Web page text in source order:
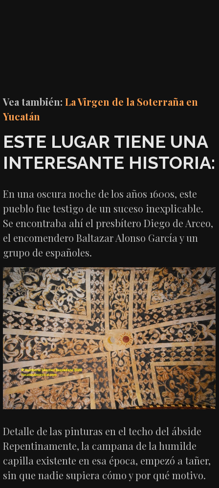
Vea también:La Virgen de la Soterraña en
Yucatán
ESTE LUGAR TIENE UNA
INTERESANTE HISTORIA:
En una oscura noche de los años 1600s, este
pueblo fue testigo de un suceso inexplicable.
Se encontraba ahí el presbítero Diego de Arceo,
el encomendero Baltazar Alonso García y un
grupo de españoles.
Detalle de las pinturas en el techo del ábside
Repentinamente, la campana de la humilde
capilla existente en esa época, empezó a tañer,
sin que nadie supiera cómo y por qué motivo.